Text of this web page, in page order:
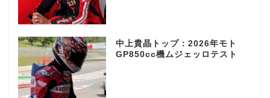
中上貴晶トップ：2026年モト
GP850cc機ムジェッロテスト